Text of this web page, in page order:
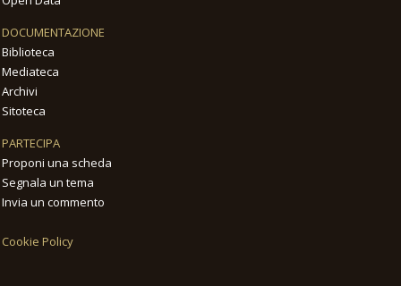
DOCUMENTAZIONE
Biblioteca
Mediateca
Archivi
Sitoteca
PARTECIPA
Proponi una scheda
Segnala un tema
Invia un commento
Cookie Policy